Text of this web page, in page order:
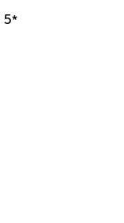
5*